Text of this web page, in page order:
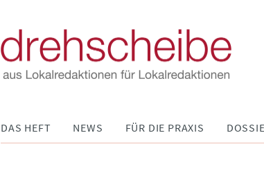
DAS HEFT NEWS FÜR DIE PRAXIS